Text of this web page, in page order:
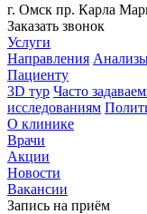
г. Омск пр. Карла
Заказать звонок
Услуги
Направления
Пациенту
3D тур Часто
исследованиям
О клинике
Врачи
Акции
Новости
Вакансии
Запись на приём